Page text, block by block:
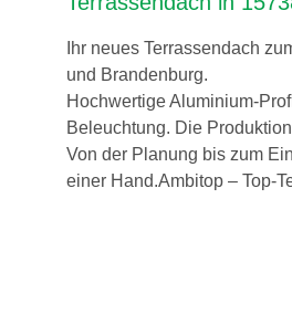
Ihr neues Terrassendach
und Brandenburg.
Hochwertige Aluminium-
Beleuchtung. Die
Von der Planung bis zum
einer Hand.Ambitop – Top-